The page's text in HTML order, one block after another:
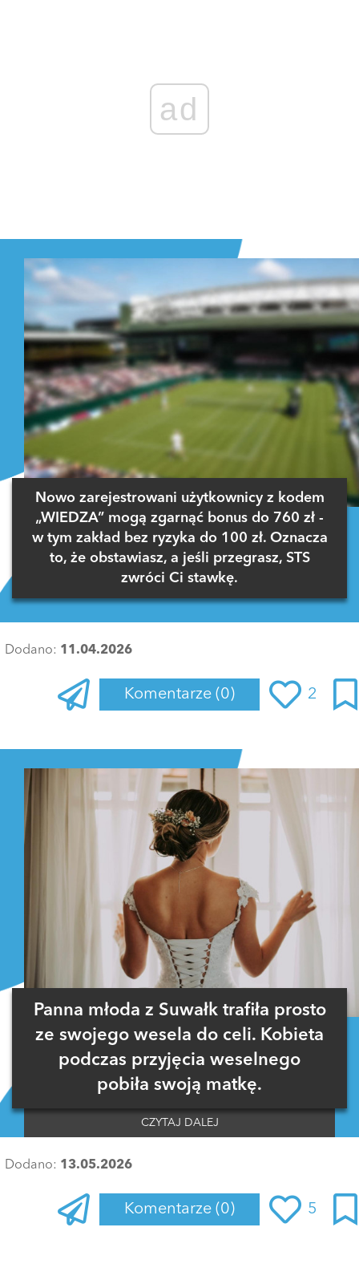
ad
Nowo zarejestrowani użytkownicy z kodem
„WIEDZA” mogą zgarnąć bonus do 760 zł -
w tym zakład bez ryzyka do 100 zł. Oznacza
to, że obstawiasz, a jeśli przegrasz, STS
zwróci Ci stawkę.
Dodano: 11.04.2026
Komentarze (0) 2
Panna młoda z Suwałk trafiła prosto
ze swojego wesela do celi. Kobieta
podczas przyjęcia weselnego
pobiła swoją matkę.
CZYTAJ DALEJ
Dodano: 13.05.2026
Komentarze (0) 5